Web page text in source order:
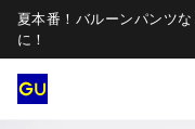
夏本番！バルーンパンツ
に！